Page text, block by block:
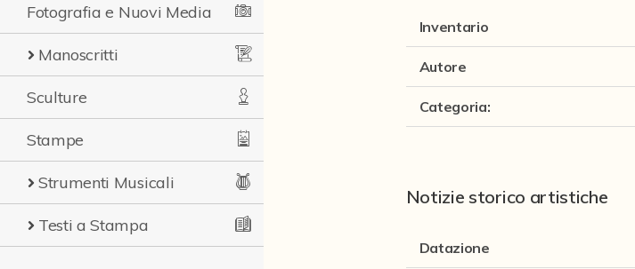
Fotografia e Nuovi Media
Manoscritti
Sculture
Stampe
Strumenti Musicali
Testi a Stampa
Inventario
Autore
Categoria:
Notizie storico artistiche
Datazione